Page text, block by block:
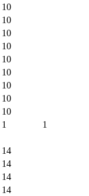
10
10
10
10
10
10
10
10
10
1 1
14
14
14
14